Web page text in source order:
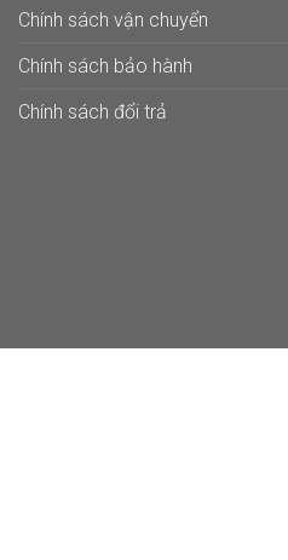
Chính sách vận chuyển
Chính sách bảo hành
Chính sách đổi trả